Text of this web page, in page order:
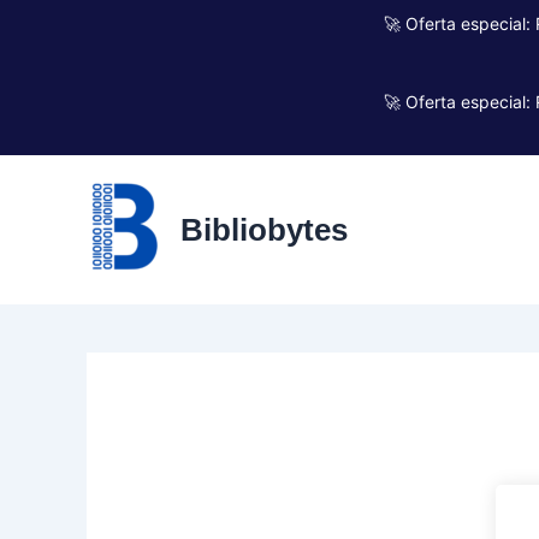
🚀 Oferta especial:
🚀 Oferta especial:
Bibliobytes